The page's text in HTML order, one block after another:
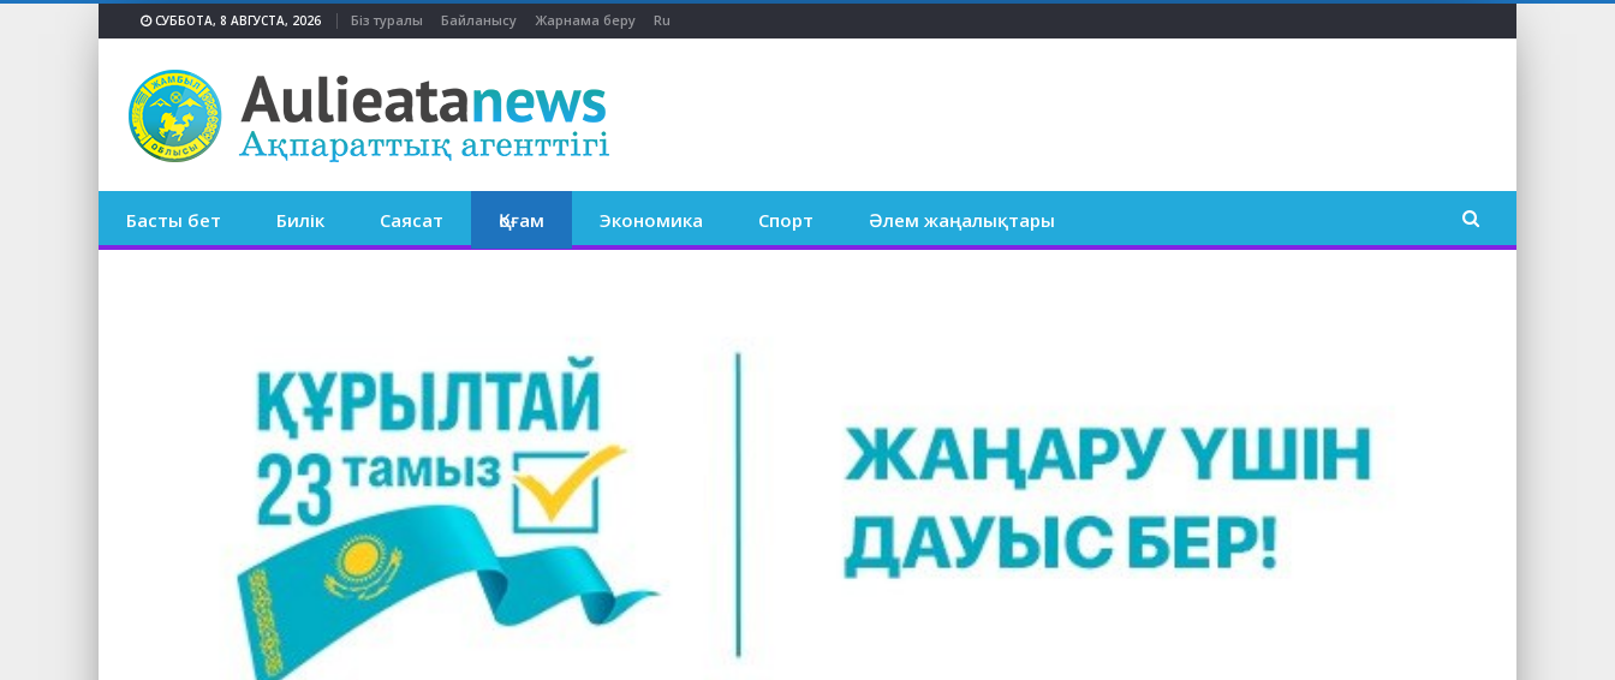
СУББОТА, 8 АВГУСТА, 2026 Біз туралы Байланысу Жарнама беру Ru
Басты бет Билік Саясат Қоғам Экономика Спорт Әлем жаңалықтары